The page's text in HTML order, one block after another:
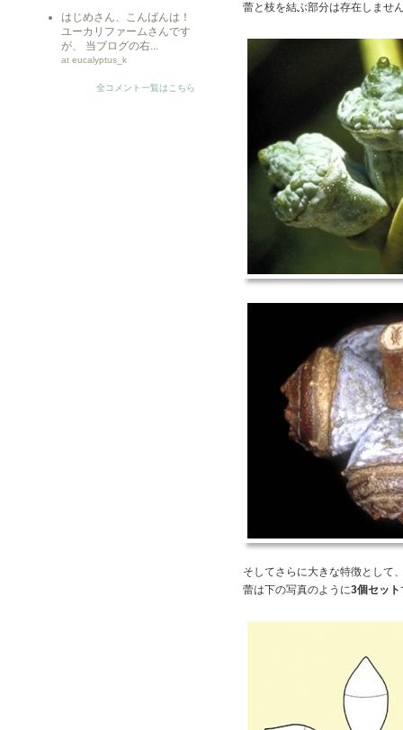
はじめさん、こんばんは！
ユーカリファームさんです
が、 当ブログの右...
at eucalyptus_k
全コメント一覧はこちら
蕾と枝を結ぶ部分は存在しませ
そしてさらに大きな特徴として
蕾は下の写真のように3個セット